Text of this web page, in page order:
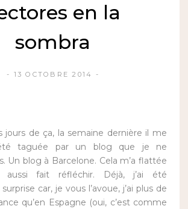
en la
sombra
13 OCTOBRE 2014
jours de ça, la semaine dernière il me
été taguée par un blog que je ne
Un blog à Barcelone. Cela m’a flattée
fait réfléchir. Déjà, j’ai été
car, je vous l’avoue, j’ai plus de
qu’en Espagne (oui, c’est comme